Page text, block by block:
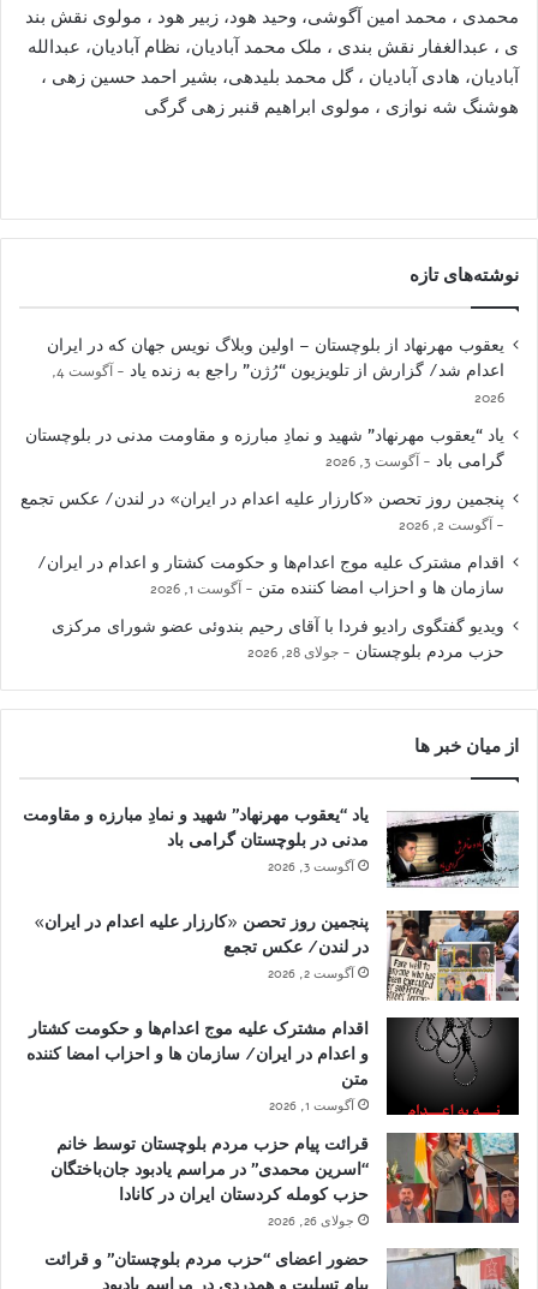
محمدی ، محمد امین آگوشی، وحید هود، زبیر هود ، مولوی نقش بند
ی ، عبدالغفار نقش بندی ، ملک محمد آبادیان، نظام آبادیان، عبدالله
آبادیان، هادی آبادیان ، گل محمد بلیدهی، بشیر احمد حسین زهی ،
هوشنگ شه نوازی ، مولوی ابراهیم قنبر زهی گرگی
نوشته‌های تازه
یعقوب مهرنهاد از بلوچستان – اولین وبلاگ نویس جهان که در ایران
اعدام شد/ گزارش از تلویزیون “رُژن” راجع به زنده یاد
آگوست 4,
2026
یاد “یعقوب مهرنهاد” شهید و نمادِ مبارزه و مقاومت مدنی در بلوچستان
گرامی باد
آگوست 3, 2026
پنجمین روز تحصن «کارزار علیه اعدام در ایران» در لندن/ عکس تجمع
آگوست 2, 2026
اقدام مشترک علیه موج اعدام‌ها و حکومت کشتار و اعدام در ایران/
سازمان ها و احزاب امضا کننده متن
آگوست 1, 2026
ویدیو گفتگوی رادیو فردا با آقای رحیم بندوئی عضو شورای مرکزی
حزب مردم بلوچستان
جولای 28, 2026
از میان خبر ها
یاد “یعقوب مهرنهاد” شهید و نمادِ مبارزه و مقاومت
مدنی در بلوچستان گرامی باد
آگوست 3, 2026
پنجمین روز تحصن «کارزار علیه اعدام در ایران»
در لندن/ عکس تجمع
آگوست 2, 2026
اقدام مشترک علیه موج اعدام‌ها و حکومت کشتار
و اعدام در ایران/ سازمان ها و احزاب امضا کننده
متن
آگوست 1, 2026
قرائت پیام حزب مردم بلوچستان توسط خانم
“اسرین محمدی” در مراسم یادبود جان‌باختگان
حزب کومله کردستان ایران در کانادا
جولای 26, 2026
حضور اعضای “حزب مردم بلوچستان” و قرائت